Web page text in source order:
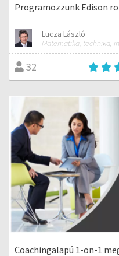
Programozzunk Edison
Lucza László
32
Coachingalapú 1-on-1